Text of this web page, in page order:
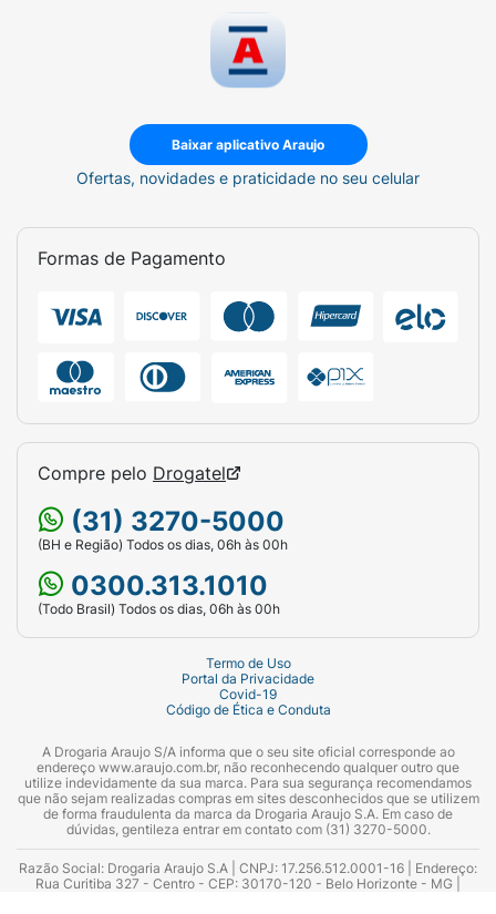
Baixar aplicativo Araujo
Ofertas, novidades e praticidade no seu celular
Formas de Pagamento
Compre pelo Drogatel
(31) 3270-5000
(BH e Região) Todos os dias, 06h às 00h
0300.313.1010
(Todo Brasil) Todos os dias, 06h às 00h
Termo de Uso
Portal da Privacidade
Covid-19
Código de Ética e Conduta
A Drogaria Araujo S/A informa que o seu site oficial corresponde ao
endereço www.araujo.com.br, não reconhecendo qualquer outro que
utilize indevidamente da sua marca. Para sua segurança recomendamos
que não sejam realizadas compras em sites desconhecidos que se utilizem
de forma fraudulenta da marca da Drogaria Araujo S.A. Em caso de
dúvidas, gentileza entrar em contato com (31) 3270-5000.
Razão Social: Drogaria Araujo S.A | CNPJ: 17.256.512.0001-16 | Endereço:
Rua Curitiba 327 - Centro - CEP: 30170-120 - Belo Horizonte - MG |